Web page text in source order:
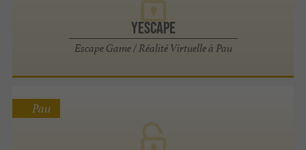
Yescape
Escape Game / Réalité Virtuelle à Pau
Pau